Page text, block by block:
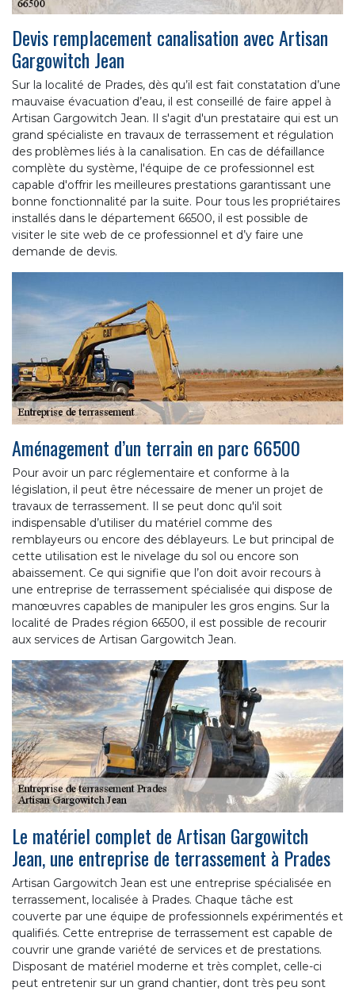
Devis remplacement canalisation avec Artisan
Gargowitch Jean
Sur la localité de Prades, dès qu’il est fait constatation d’une
mauvaise évacuation d’eau, il est conseillé de faire appel à
Artisan Gargowitch Jean. Il s'agit d'un prestataire qui est un
grand spécialiste en travaux de terrassement et régulation
des problèmes liés à la canalisation. En cas de défaillance
complète du système, l'équipe de ce professionnel est
capable d'offrir les meilleures prestations garantissant une
bonne fonctionnalité par la suite. Pour tous les propriétaires
installés dans le département 66500, il est possible de
visiter le site web de ce professionnel et d’y faire une
demande de devis.
Aménagement d’un terrain en parc 66500
Pour avoir un parc réglementaire et conforme à la
législation, il peut être nécessaire de mener un projet de
travaux de terrassement. Il se peut donc qu'il soit
indispensable d’utiliser du matériel comme des
remblayeurs ou encore des déblayeurs. Le but principal de
cette utilisation est le nivelage du sol ou encore son
abaissement. Ce qui signifie que l’on doit avoir recours à
une entreprise de terrassement spécialisée qui dispose de
manœuvres capables de manipuler les gros engins. Sur la
localité de Prades région 66500, il est possible de recourir
aux services de Artisan Gargowitch Jean.
Le matériel complet de Artisan Gargowitch
Jean, une entreprise de terrassement à Prades
Artisan Gargowitch Jean est une entreprise spécialisée en
terrassement, localisée à Prades. Chaque tâche est
couverte par une équipe de professionnels expérimentés et
qualifiés. Cette entreprise de terrassement est capable de
couvrir une grande variété de services et de prestations.
Disposant de matériel moderne et très complet, celle-ci
peut entretenir sur un grand chantier, dont très peu sont